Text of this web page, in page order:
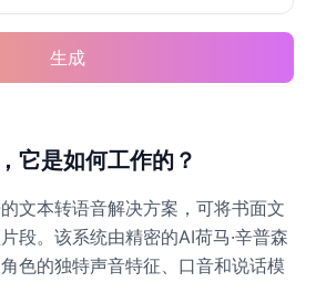
生成
它是如何工作的？
文本转语音解决方案，可将书面文
段。该系统由精密的AI荷马·辛普森
色的独特声音特征、口音和说话模